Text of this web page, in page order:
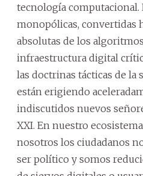
tecnología computacional.
monopólicas, convertidas
absolutas de los
infraestructura digital
las doctrinas tácticas de la
están erigiendo
indiscutidos nuevos
XXI. En nuestro
nosotros los ciudadanos
ser político y somos